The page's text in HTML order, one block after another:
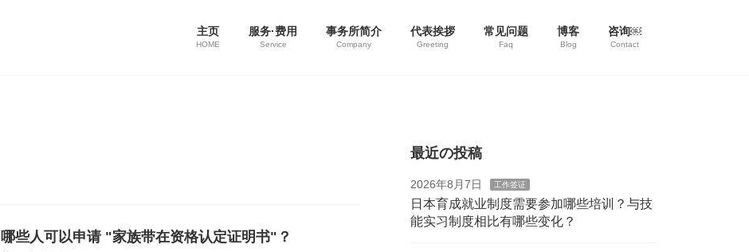
主页
HOME
服务·费用
Service
事务所简介
Company
代表挨拶
Greeting
常见问题
Faq
博客
Blog
咨询￼
Contact
哪些人可以申请 "家族带在资格认定证明书"？
最近の投稿
2026年8月7日 工作签证
日本育成就业制度需要参加哪些培训？与技
能实习制度相比有哪些变化？